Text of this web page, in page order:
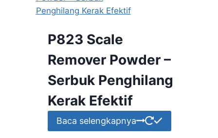
P823 Scale
Remover Powder –
Serbuk Penghilang
Kerak Efektif
Baca selengkapnya